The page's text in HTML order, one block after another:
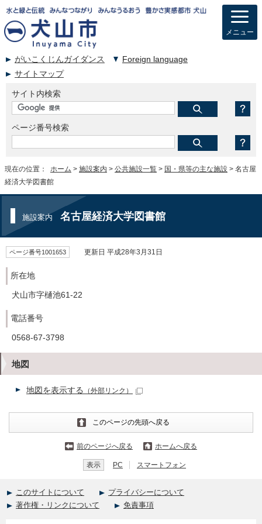
がいこくじんガイダンス
Foreign language
サイトマップ
サイト内検索
ページ番号検索
メニュー
現在の位置： ホーム > 施設案内 > 公共施設一覧 > 国・県等の主な施設 > 名古屋
経済大学図書館
施設案内 名古屋経済大学図書館
ページ番号1001653 更新日 平成28年3月31日
所在地
犬山市字樋池61-22
電話番号
0568-67-3798
地図
地図を表示する （外部リンク）
このページの先頭へ戻る
前のページへ戻る ホームへ戻る
表示 PC スマートフォン
このサイトについて
プライバシーについて
著作権・リンクについて
免責事項